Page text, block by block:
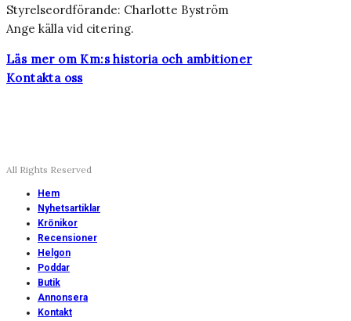
Styrelseordförande: Charlotte Byström
Ange källa vid citering.
Läs mer om Km:s historia och ambitioner
Kontakta oss
All Rights Reserved
Hem
Nyhetsartiklar
Krönikor
Recensioner
Helgon
Poddar
Butik
Annonsera
Kontakt